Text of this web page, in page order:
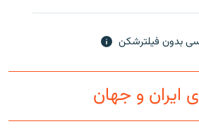
بدون فیلترشکن
ایران و جهان